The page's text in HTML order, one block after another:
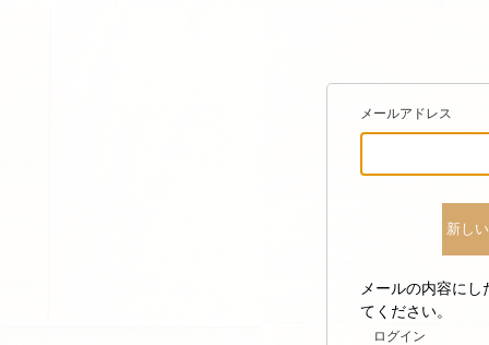
メールアドレス
メールの内容に
てください。
ログイン